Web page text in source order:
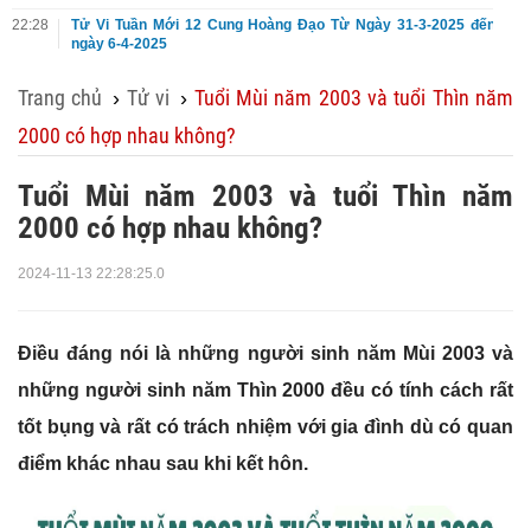
22:28
Tử Vi Tuần Mới 12 Cung Hoàng Đạo Từ Ngày 31-3-2025 đến
ngày 6-4-2025
Trang chủ › Tử vi › Tuổi Mùi năm 2003 và tuổi Thìn năm
2000 có hợp nhau không?
Tuổi Mùi năm 2003 và tuổi Thìn năm
2000 có hợp nhau không?
2024-11-13 22:28:25.0
Điều đáng nói là những người sinh năm Mùi 2003 và
những người sinh năm Thìn 2000 đều có tính cách rất
tốt bụng và rất có trách nhiệm với gia đình dù có quan
điểm khác nhau sau khi kết hôn.